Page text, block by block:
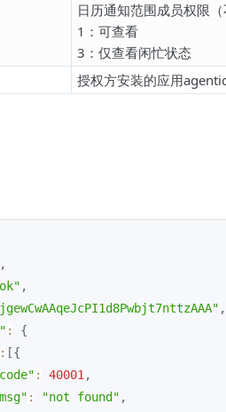
日历通知范围成员权限
1：可查看
3：仅查看闲忙状态
授权方安装的应用agentid
,
,
,
:
{
: [{
: 40001 ,
: "not found" ,